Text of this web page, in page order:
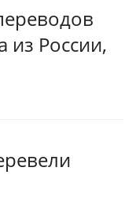
из России,